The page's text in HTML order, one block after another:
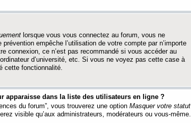
lorsque vous vous connectez au forum, vous ne
empêche l’utilisation de votre compte par n’importe
connexion, ce n’est pas recommandé si vous accéder au
d’université, etc. Si vous ne voyez pas cette case à
cette fonctionnalité.
apparaisse dans la liste des utilisateurs en ligne ?
du forum”, vous trouverez une option Masquer votre statut
visible qu’aux administrateurs, modérateurs ou vous-même.